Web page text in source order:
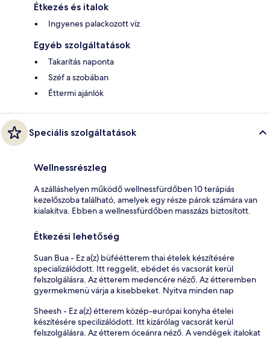
Étkezés és italok
Ingyenes palackozott víz
Egyéb szolgáltatások
Takarítás naponta
Széf a szobában
Éttermi ajánlók
Speciális szolgáltatások
Wellnessrészleg
A szálláshelyen működő wellnessfürdőben 10 terápiás
kezelőszoba található, amelyek egy része párok számára van
kialakítva. Ebben a wellnessfürdőben masszázs biztosított.
Étkezési lehetőség
Suan Bua - Ez a(z) büféétterem thai ételek készítésére
specializálódott. Itt reggelit, ebédet és vacsorát kerül
felszolgálásra. Az étterem medencére néző. Az étteremben
gyermekmenü várja a kisebbeket. Nyitva minden nap
Sheesh - Ez a(z) étterem közép-európai konyha ételei
készítésére specilizálódott. Itt kizárólag vacsorát kerül
felszolgálásra. Az étterem óceánra néző. A vendégek italokat